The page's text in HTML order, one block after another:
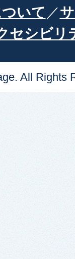
いて
セシビリ
All Rights